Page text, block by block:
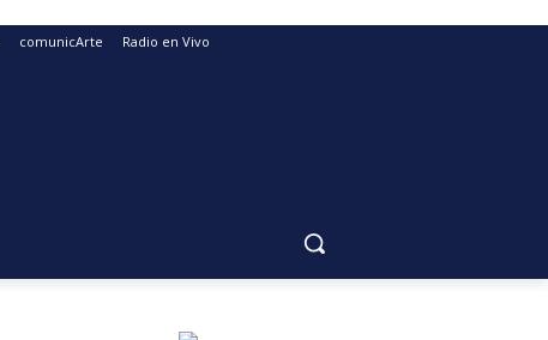
comunicArte Radio en Vivo